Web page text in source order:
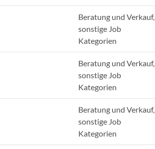
Beratung und Verkauf,
sonstige Job
Kategorien
Beratung und Verkauf,
sonstige Job
Kategorien
Beratung und Verkauf,
sonstige Job
Kategorien